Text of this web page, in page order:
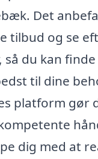
Det
tilbud og se
så du kan
til dine
platform gør
dig med at